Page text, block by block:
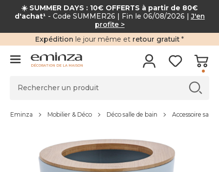
☀️ SUMMER DAYS : 10€ OFFERTS à partir de 80€
d'achat¹ - Code SUMMER26 | Fin le 06/08/2026 |J'en
profite >
Expédition le jour même et retour gratuit *
DÉCORATION DE LA MAISON
Eminza Mobilier & Déco Déco salle de bain Accessoire salle